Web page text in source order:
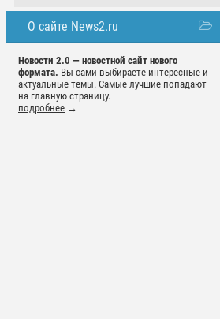
О сайте News2.ru
Новости 2.0 — новостной сайт нового
формата. Вы сами выбираете интересные и
актуальные темы. Самые лучшие попадают
на главную страницу.
подробнее →